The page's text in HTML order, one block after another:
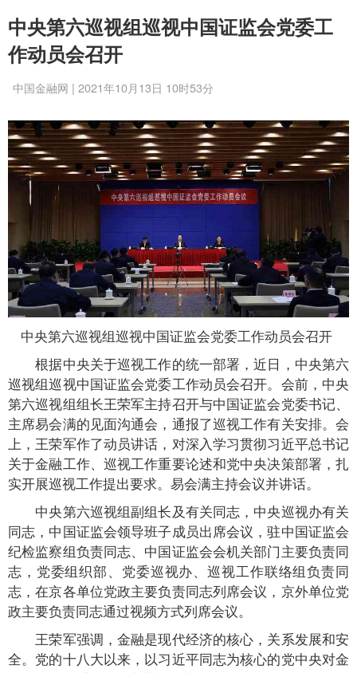
中央第六巡视组巡视中国证监会党委工
作动员会召开
中国金融网 | 2021年10月13日 10时53分
中央第六巡视组巡视中国证监会党委工作动员会召开
根据中央关于巡视工作的统一部署，近日，中央第六
巡视组巡视中国证监会党委工作动员会召开。会前，中央
第六巡视组组长王荣军主持召开与中国证监会党委书记、
主席易会满的见面沟通会，通报了巡视工作有关安排。会
上，王荣军作了动员讲话，对深入学习贯彻习近平总书记
关于金融工作、巡视工作重要论述和党中央决策部署，扎
实开展巡视工作提出要求。易会满主持会议并讲话。
中央第六巡视组副组长及有关同志，中央巡视办有关
同志，中国证监会领导班子成员出席会议，驻中国证监会
纪检监察组负责同志、中国证监会会机关部门主要负责同
志，党委组织部、党委巡视办、巡视工作联络组负责同
志，在京各单位党政主要负责同志列席会议，京外单位党
政主要负责同志通过视频方式列席会议。
王荣军强调，金融是现代经济的核心，关系发展和安
全。党的十八大以来，以习近平同志为核心的党中央对金